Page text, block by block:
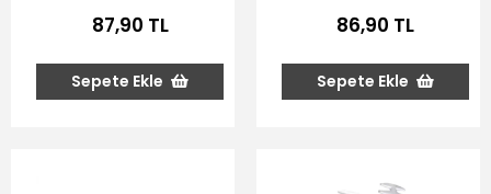
87,90 TL
Sepete Ekle
86,90 TL
Sepete Ekle